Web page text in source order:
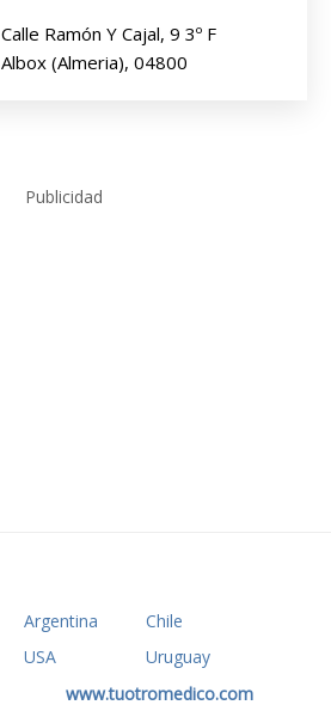
Calle Ramón Y Cajal, 9 3º F
Albox (Almeria), 04800
Publicidad
Argentina
Chile
USA
Uruguay
www.tuotromedico.com